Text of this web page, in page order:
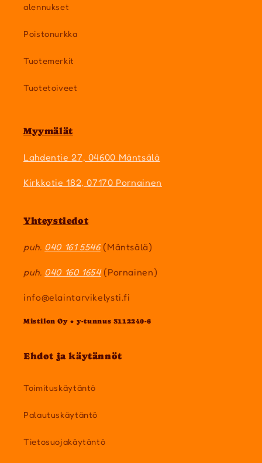
alennukset
Poistonurkka
Tuotemerkit
Tuotetoiveet
Myymälät
Lahdentie 27, 04600 Mäntsälä
Kirkkotie 182, 07170 Pornainen
Yhteystiedot
puh. 040 161 5546(Mäntsälä)
puh. 040 160 1654(Pornainen)
info@elaintarvikelysti.fi
Mistilon Oy • y-tunnus 3112240-6
Ehdot ja käytännöt
Toimituskäytäntö
Palautuskäytäntö
Tietosuojakäytäntö